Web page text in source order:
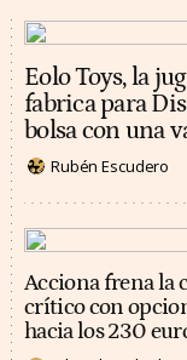
Eolo Toys, la
fabrica para
bolsa con una
Rubén Escudero
Acciona frena la
crítico con
hacia los 230